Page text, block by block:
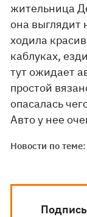
жительница
она выглядит
ходила
каблуках,
тут ожидает
простой
опасалась
Авто у нее
Новости по теме: